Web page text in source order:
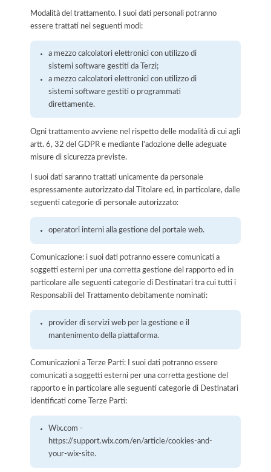
Modalità del trattamento. I suoi dati personali potranno
essere trattati nei seguenti modi:
a mezzo calcolatori elettronici con utilizzo di
sistemi software gestiti da Terzi;
a mezzo calcolatori elettronici con utilizzo di
sistemi software gestiti o programmati
direttamente.
Ogni trattamento avviene nel rispetto delle modalità di cui agli
artt. 6, 32 del GDPR e mediante l'adozione delle adeguate
misure di sicurezza previste.
I suoi dati saranno trattati unicamente da personale
espressamente autorizzato dal Titolare ed, in particolare, dalle
seguenti categorie di personale autorizzato:
operatori interni alla gestione del portale web.
Comunicazione: i suoi dati potranno essere comunicati a
soggetti esterni per una corretta gestione del rapporto ed in
particolare alle seguenti categorie di Destinatari tra cui tutti i
Responsabili del Trattamento debitamente nominati:
provider di servizi web per la gestione e il
mantenimento della piattaforma.
Comunicazioni a Terze Parti: I suoi dati potranno essere
comunicati a soggetti esterni per una corretta gestione del
rapporto e in particolare alle seguenti categorie di Destinatari
identificati come Terze Parti:
Wix.com -
https://support.wix.com/en/article/cookies-and-
your-wix-site.